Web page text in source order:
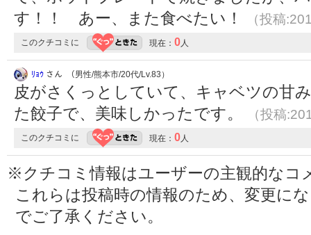
す！！ あー、また食べたい！
（投稿
このクチコミに 現在： 0人
ﾘｮｳ さん （男性/熊本市/20代/Lv.83）
皮がさくっとしていて、キャベツの甘
た餃子で、美味しかったです。
（投稿
このクチコミに 現在： 0人
※クチコミ情報はユーザーの主観的なコ
これらは投稿時の情報のため、変更に
でご了承ください。